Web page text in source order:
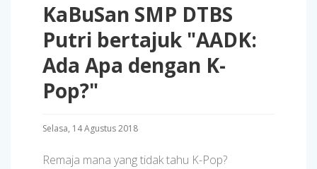
KaBuSan SMP DTBS
Putri bertajuk "AADK:
Ada Apa dengan K-
Pop?"
Selasa, 14 Agustus 2018
Remaja mana yang tidak tahu K-Pop?